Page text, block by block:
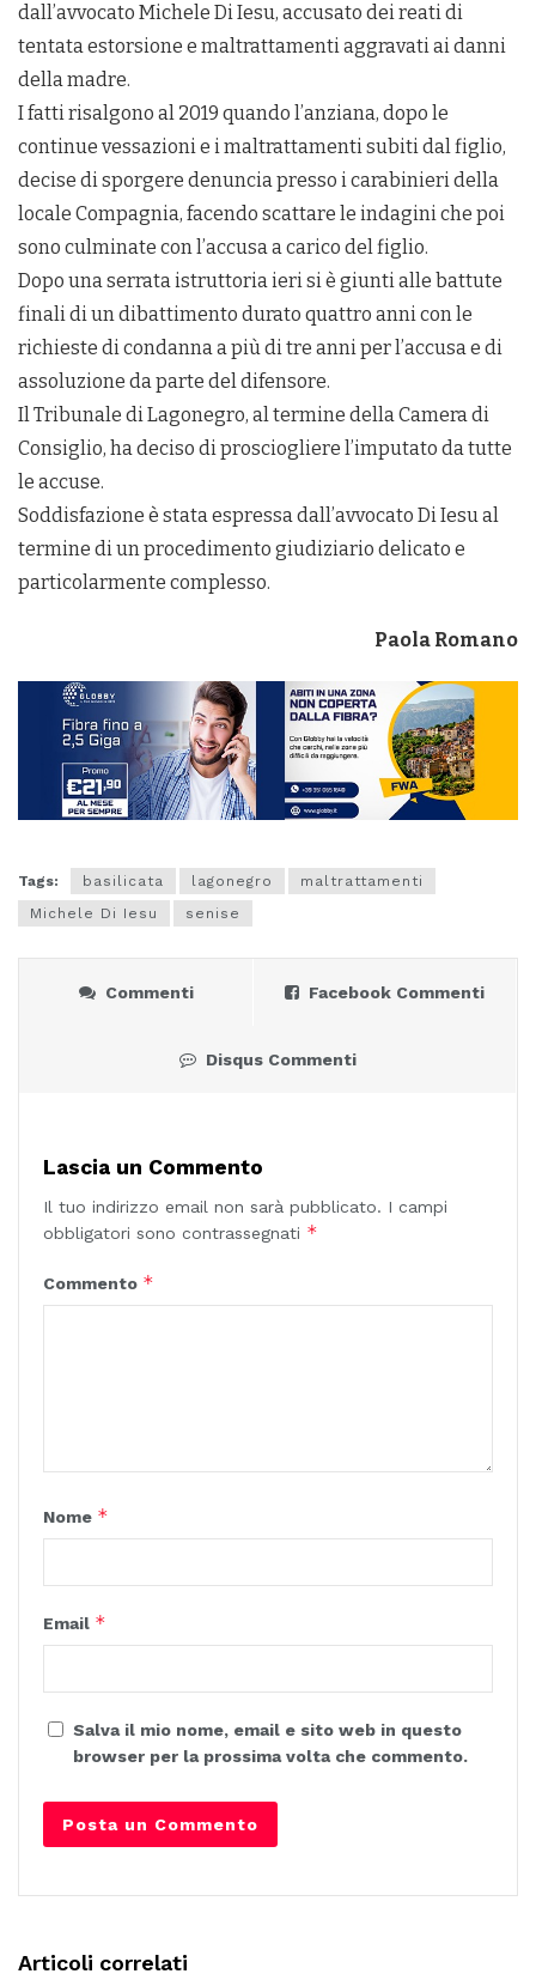
dall’avvocato Michele Di Iesu, accusato dei reati di
tentata estorsione e maltrattamenti aggravati ai danni
della madre.
I fatti risalgono al 2019 quando l’anziana, dopo le
continue vessazioni e i maltrattamenti subiti dal figlio,
decise di sporgere denuncia presso i carabinieri della
locale Compagnia, facendo scattare le indagini che poi
sono culminate con l’accusa a carico del figlio.
Dopo una serrata istruttoria ieri si è giunti alle battute
finali di un dibattimento durato quattro anni con le
richieste di condanna a più di tre anni per l’accusa e di
assoluzione da parte del difensore.
Il Tribunale di Lagonegro, al termine della Camera di
Consiglio, ha deciso di prosciogliere l’imputato da tutte
le accuse.
Soddisfazione è stata espressa dall’avvocato Di Iesu al
termine di un procedimento giudiziario delicato e
particolarmente complesso.
Paola Romano
Tags: basilicata lagonegro
maltrattamenti
Michele Di Iesu
senise
Commenti Facebook Commenti
Disqus Commenti
Lascia un Commento
Il tuo indirizzo email non sarà pubblicato. I campi
obbligatori sono contrassegnati *
Commento *
Nome *
Email *
Salva il mio nome, email e sito web in questo
browser per la prossima volta che commento.
Articoli correlati